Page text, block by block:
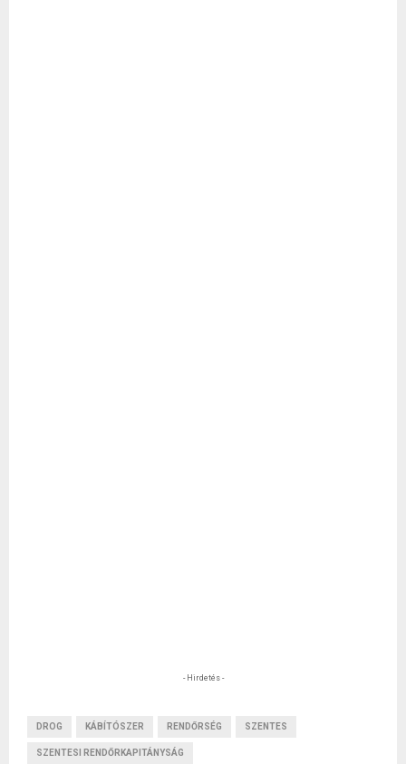
- Hirdetés -
DROG KÁBÍTÓSZER RENDŐRSÉG SZENTES
SZENTESI RENDŐRKAPITÁNYSÁG